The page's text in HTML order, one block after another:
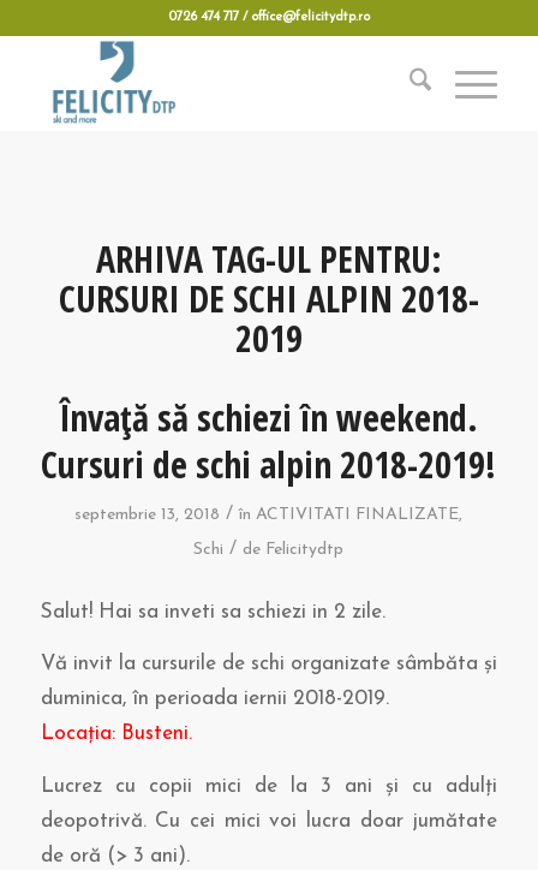
0726 474 717 / office@felicitydtp.ro
ARHIVA TAG-UL PENTRU:
CURSURI DE SCHI ALPIN 2018-
2019
Învață să schiezi în weekend.
Cursuri de schi alpin 2018-2019!
septembrie 13, 2018 / înACTIVITATI FINALIZATE,
Schi / de Felicitydtp
Salut! Hai sa inveti sa schiezi in 2 zile.
Vă invit la cursurile de schi organizate sâmbăta și
duminica, în perioada iernii 2018-2019.
Locația: Busteni.
Lucrez cu copii mici de la 3 ani și cu adulți
deopotrivă. Cu cei mici voi lucra doar jumătate
de oră (> 3 ani).